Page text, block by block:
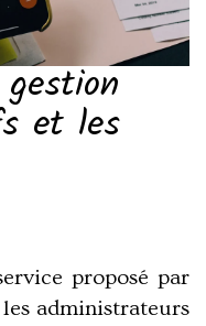
et les
proposé par
administrateurs